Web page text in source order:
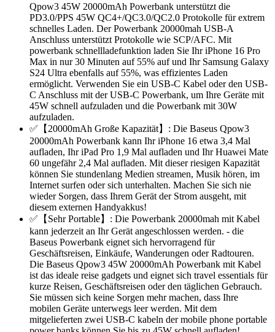
Qpow3 45W 20000mAh Powerbank unterstützt die
PD3.0/PPS 45W QC4+/QC3.0/QC2.0 Protokolle für extrem
schnelles Laden. Der Powerbank 20000mah USB-A
Anschluss unterstützt Protokolle wie SCP/AFC. Mit
powerbank schnellladefunktion laden Sie Ihr iPhone 16 Pro
Max in nur 30 Minuten auf 55% auf und Ihr Samsung Galaxy
S24 Ultra ebenfalls auf 55%, was effizientes Laden
ermöglicht. Verwenden Sie ein USB-C Kabel oder den USB-
C Anschluss mit der USB-C Powerbank, um Ihre Geräte mit
45W schnell aufzuladen und die Powerbank mit 30W
aufzuladen.
✅【20000mAh Große Kapazität】: Die Baseus Qpow3
20000mAh Powerbank kann Ihr iPhone 16 etwa 3,4 Mal
aufladen, Ihr iPad Pro 1,9 Mal aufladen und Ihr Huawei Mate
60 ungefähr 2,4 Mal aufladen. Mit dieser riesigen Kapazität
können Sie stundenlang Medien streamen, Musik hören, im
Internet surfen oder sich unterhalten. Machen Sie sich nie
wieder Sorgen, dass Ihrem Gerät der Strom ausgeht, mit
diesem externen Handyakkus!
✅【Sehr Portable】: Die Powerbank 20000mah mit Kabel
kann jederzeit an Ihr Gerät angeschlossen werden. - die
Baseus Powerbank eignet sich hervorragend für
Geschäftsreisen, Einkäufe, Wanderungen oder Radtouren.
Die Baseus Qpow3 45W 20000mAh Powerbank mit Kabel
ist das ideale reise gadgets und eignet sich travel essentials für
kurze Reisen, Geschäftsreisen oder den täglichen Gebrauch.
Sie müssen sich keine Sorgen mehr machen, dass Ihre
mobilen Geräte unterwegs leer werden. Mit dem
mitgelieferten zwei USB-C kabeln der mobile phone portable